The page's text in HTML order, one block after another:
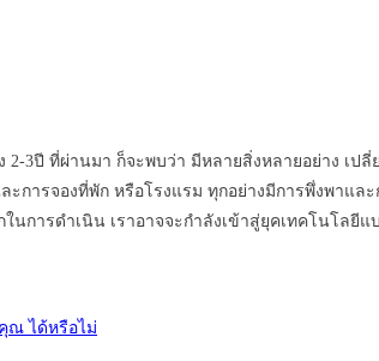
2-3ปี ที่ผ่านมา ก็จะพบว่า มีหลายสิ่งหลายอย่าง เ
การจองที่พัก หรือโรงแรม ทุกอย่างมีการพึ่งพาแ
การดำเนิน เราอาจจะกำลังเข้าสู่ยุคเทคโนโลยี